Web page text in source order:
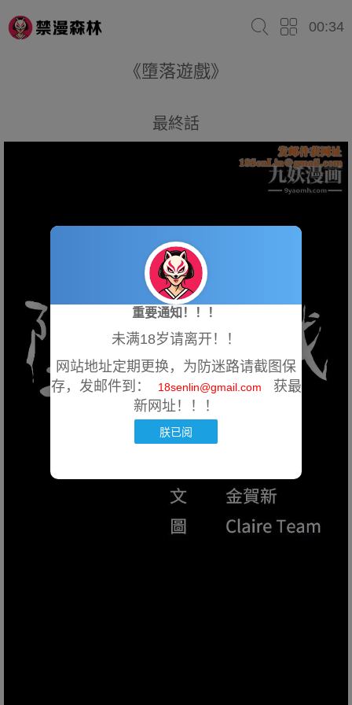
00:34
《墮落遊戲》
最終話
重要通知！！！
未满18岁请离开！！
网站地址定期更换，为防迷路请截图保
存，发邮件到：
18senlin@gmail.com
获最
新网址！！！
朕已阅